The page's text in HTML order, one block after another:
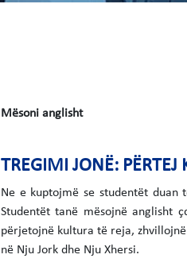
Mësoni anglisht
TREGIMI JONË: PËRTEJ
Ne e kuptojmë se studentët
Studentët tanë mësojnë anglisht
përjetojnë kultura të reja,
në Nju Jork dhe Nju Xhersi.